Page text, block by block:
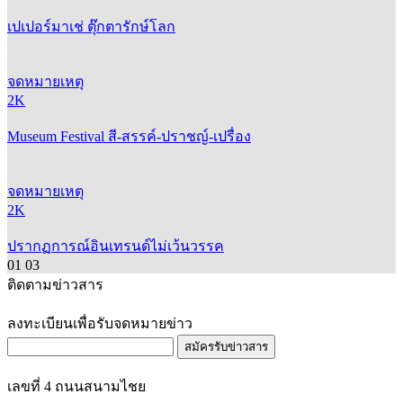
เปเปอร์มาเช่ ตุ๊กตารักษ์โลก
จดหมายเหตุ
2K
Museum Festival สี-สรรค์-ปราชญ์-เปรื่อง
จดหมายเหตุ
2K
ปรากฏการณ์อินเทรนด์ไม่เว้นวรรค
01 03
ติดตามข่าวสาร
ลงทะเบียนเพื่อรับจดหมายข่าว
สมัครรับข่าวสาร
เลขที่ 4 ถนนสนามไชย